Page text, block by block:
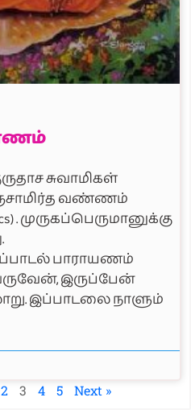
சுவாமிகள்
வண்ணம்
. முருகப்பெருமானுக்கு
பாராயணம்
இருப்பேன்
இப்பாடலை நாளும்
2 3 4 5 Next »